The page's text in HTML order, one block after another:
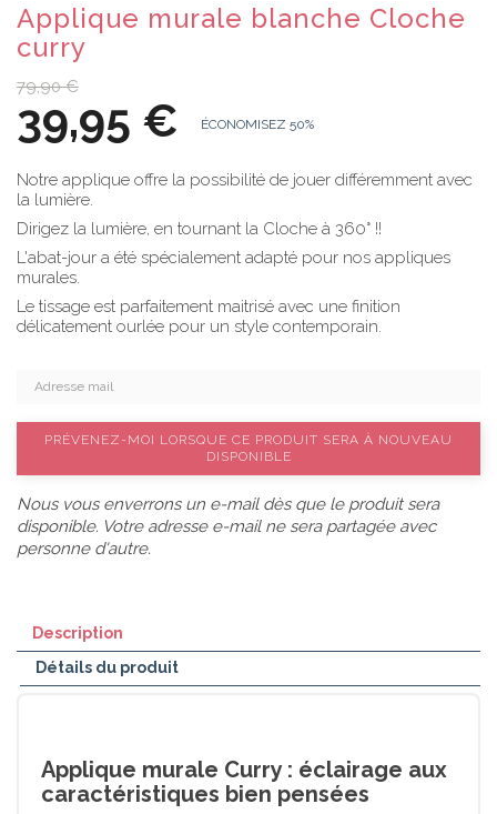
Applique murale blanche Cloche
curry
79,90 €
39,95 € ÉCONOMISEZ 50%
Notre applique offre la possibilité de jouer différemment avec
la lumière.
Dirigez la lumière, en tournant la Cloche à 360° !!
L'abat-jour a été spécialement adapté pour nos appliques
murales.
Le tissage est parfaitement maitrisé avec une finition
délicatement ourlée pour un style contemporain.
PRÉVENEZ-MOI LORSQUE CE PRODUIT SERA À NOUVEAU
DISPONIBLE
Nous vous enverrons un e-mail dès que le produit sera
disponible. Votre adresse e-mail ne sera partagée avec
personne d'autre.
Description
Détails du produit
Applique murale Curry : éclairage aux
caractéristiques bien pensées